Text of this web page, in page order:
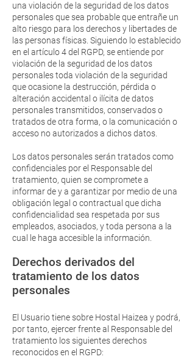
una violación de la seguridad de los datos
personales que sea probable que entrañe un
alto riesgo para los derechos y libertades de
las personas físicas. Siguiendo lo establecido
en el artículo 4 del RGPD, se entiende por
violación de la seguridad de los datos
personales toda violación de la seguridad
que ocasione la destrucción, pérdida o
alteración accidental o ilícita de datos
personales transmitidos, conservados o
tratados de otra forma, o la comunicación o
acceso no autorizados a dichos datos.
Los datos personales serán tratados como
confidenciales por el Responsable del
tratamiento, quien se compromete a
informar de y a garantizar por medio de una
obligación legal o contractual que dicha
confidencialidad sea respetada por sus
empleados, asociados, y toda persona a la
cual le haga accesible la información.
Derechos derivados del
tratamiento de los datos
personales
El Usuario tiene sobre Hostal Haizea y podrá,
por tanto, ejercer frente al Responsable del
tratamiento los siguientes derechos
reconocidos en el RGPD: